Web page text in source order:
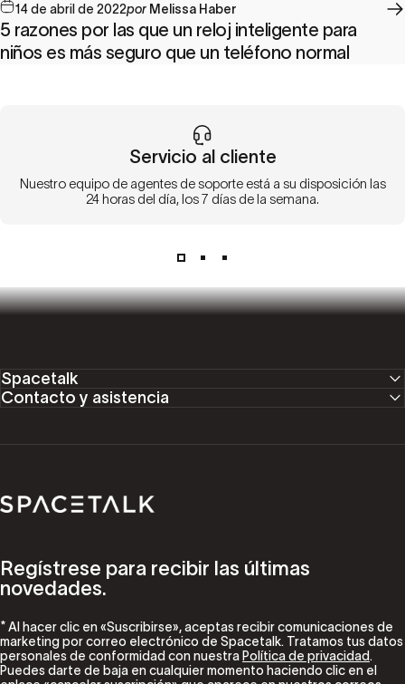
14 de abril de 2022por Melissa Haber
5 razones por las que un reloj inteligente para
niños es más seguro que un teléfono normal
Servicio al cliente
Nuestro equipo de agentes de soporte está a su disposición las
24 horas del día, los 7 días de la semana.
Spacetalk
Contacto y asistencia
Spacetalk
Regístrese para recibir las últimas
novedades.
* Al hacer clic en «Suscribirse», aceptas recibir comunicaciones de
marketing por correo electrónico de Spacetalk. Tratamos tus datos
personales de conformidad con nuestra Política de privacidad.
Puedes darte de baja en cualquier momento haciendo clic en el